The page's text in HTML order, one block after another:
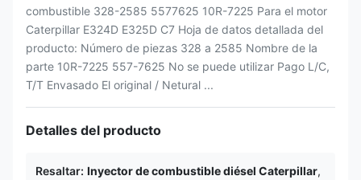
combustible 328-2585 5577625 10R-7225 Para el motor
Caterpillar E324D E325D C7 Hoja de datos detallada del
producto: Número de piezas 328 a 2585 Nombre de la
parte 10R-7225 557-7625 No se puede utilizar Pago L/C,
T/T Envasado El original / Netural ...
Detalles del producto
Resaltar: Inyector de combustible diésel Caterpillar,